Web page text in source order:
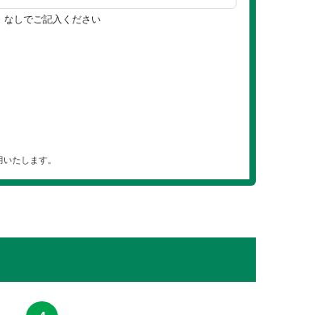
なしでご記入ください
たします。